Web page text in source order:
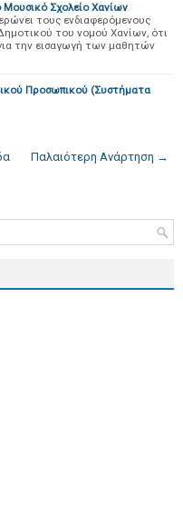
Μουσικό Σχολείο Χανίων
τους ενδιαφερόμενους
του νομού Χανίων, ότι
την εισαγωγή των μαθητών
Προσωπικού (Συστήματα
Παλαιότερη Ανάρτηση →